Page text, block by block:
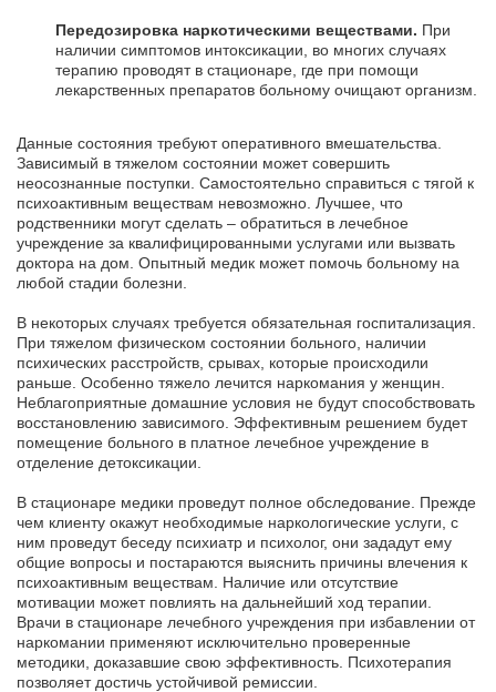
Передозировка наркотическими веществами. При
наличии симптомов интоксикации, во многих случаях
терапию проводят в стационаре, где при помощи
лекарственных препаратов больному очищают организм.
Данные состояния требуют оперативного вмешательства.
Зависимый в тяжелом состоянии может совершить
неосознанные поступки. Самостоятельно справиться с тягой к
психоактивным веществам невозможно. Лучшее, что
родственники могут сделать – обратиться в лечебное
учреждение за квалифицированными услугами или вызвать
доктора на дом. Опытный медик может помочь больному на
любой стадии болезни.
В некоторых случаях требуется обязательная госпитализация.
При тяжелом физическом состоянии больного, наличии
психических расстройств, срывах, которые происходили
раньше. Особенно тяжело лечится наркомания у женщин.
Неблагоприятные домашние условия не будут способствовать
восстановлению зависимого. Эффективным решением будет
помещение больного в платное лечебное учреждение в
отделение детоксикации.
В стационаре медики проведут полное обследование. Прежде
чем клиенту окажут необходимые наркологические услуги, с
ним проведут беседу психиатр и психолог, они зададут ему
общие вопросы и постараются выяснить причины влечения к
психоактивным веществам. Наличие или отсутствие
мотивации может повлиять на дальнейший ход терапии.
Врачи в стационаре лечебного учреждения при избавлении от
наркомании применяют исключительно проверенные
методики, доказавшие свою эффективность. Психотерапия
позволяет достичь устойчивой ремиссии.